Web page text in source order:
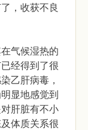
，收获不良
气候湿热的
经得到了很
乙肝病毒，
显地感觉到
肝脏有不小
体质关系很